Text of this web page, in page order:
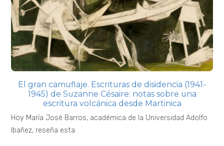
El gran camuflaje. Escrituras de disidencia (1941-
1945) de Suzanne Césaire: notas sobre una
escritura volcánica desde Martinica
Hoy María José Barros, académica de la Universidad Adolfo
Ibañez, reseña esta